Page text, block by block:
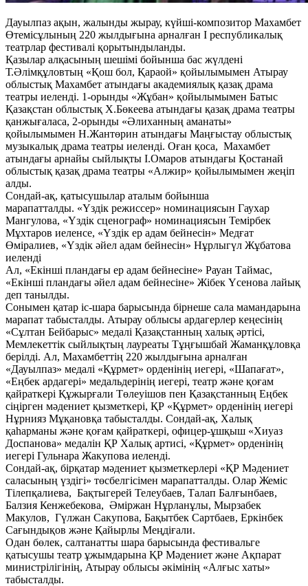
Дауылпаз ақын, жалынды жырау, күйші-композитор Махамбет
Өтемісұлының 220 жылдығына арналған I республикалық
театрлар фестивалі қорытындыланды.
Қазылар алқасының шешімі бойынша бас жүлдені
Т.Әлімқұловтың «Қош бол, Қараой» қойылымымен Атырау
облыстық Махамбет атындағы академиялық қазақ драма
театры иеленді. 1-орынды «Жұбан» қойылымымен Батыс
Қазақстан облыстық Х.Бөкеева атындағы қазақ драма театры
қанжығаласа, 2-орынды «Әлиханның аманаты»
қойылымымен Н.Жантөрин атындағы Маңғыстау облыстық
музыкалық драма театры иеленді. Оған қоса, Махамбет
атындағы арнайы сыйлықты І.Омаров атындағы Қостанай
облыстық қазақ драма театры «Алжир» қойылымымен жеңіп
алды.
Сондай-ақ, қатысушылар аталым бойынша
марапатталды. «Үздік режиссер» номинациясын Гаухар
Мангулова, «Үздік сценограф» номинациясын Темірбек
Мұхтаров иеленсе, «Үздік ер адам бейнесін» Медғат
Өміралиев, «Үздік әйел адам бейнесін» Нұрлыгүл Жұбатова
иеленді
Ал, «Екінші пландағы ер адам бейнесіне» Рауан Таймас,
«Екінші пландағы әйел адам бейнесіне» Жібек Үсенова лайық
деп танылды.
Сонымен қатар іс-шара барысында бірнеше сала мамандарына
марапат табысталды. Атырау облысы ардагерлер кеңесінің
«Сұлтан Бейбарыс» медалі Қазақстанның халық әртісі,
Мемлекеттік сыйлықтың лауреаты Тұңғышбай Жаманқұловқа
берілді. Ал, Махамбеттің 220 жылдығына арналған
«Дауылпаз» медалі «Құрмет» орденінің иегері, «Шапағат»,
«Еңбек ардагері» медальдерінің иегері, театр және қоғам
қайраткері Құжырғали Төлеуішов пен Қазақстанның Еңбек
сіңірген мәдениет қызметкері, ҚР «Құрмет» орденінің иегері
Нұрнияз Мұқановқа табысталды. Сондай-ақ, Халық
қаһарманы және қоғам қайраткері, офицер-ұшқыш «Хиуаз
Доспанова» медалін ҚР Халық артисі, «Құрмет» орденінің
иегері Гульнара Жакупова иеленді.
Сондай-ақ, бірқатар мәдениет қызметкерлері «ҚР Мәдениет
саласының үздігі» төсбелгісімен марапатталды. Олар Жеміс
Тілепқалиева, Бақтыгерей Телеубаев, Талап Балғынбаев,
Балзия Кенжебекова, Әміржан Нұрланұлы, Мырзабек
Макулов, Гүлжан Сакупова, Бақытбек Сартбаев, Еркінбек
Сағындықов және Қайырлы Меңдіғали.
Одан бөлек, салтанатты шара барысында фестивальге
қатысушы театр ұжымдарына ҚР Мәдениет және Ақпарат
министрілігінің, Атырау облысы әкімінің «Алғыс хаты»
табысталды.